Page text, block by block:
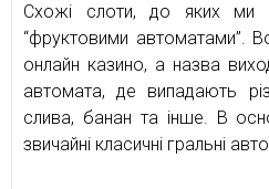
Схожі слоти, до яких ми
“фруктовими автоматами”.
онлайн казино, а назва
автомата, де випадають
слива, банан та інше. В
звичайні класичні гральні